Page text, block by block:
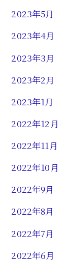
2023年5月
2023年4月
2023年3月
2023年2月
2023年1月
2022年12月
2022年11月
2022年10月
2022年9月
2022年8月
2022年7月
2022年6月